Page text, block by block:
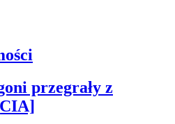
przegrały z